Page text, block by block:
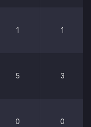
1 1
5 3
0 0